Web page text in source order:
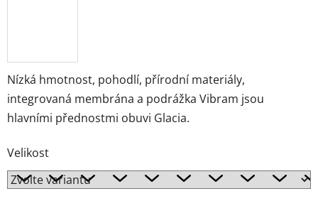
Nízká hmotnost, pohodlí, přírodní materiály,
integrovaná membrána a podrážka Vibram jsou
hlavními přednostmi obuvi Glacia.
Velikost